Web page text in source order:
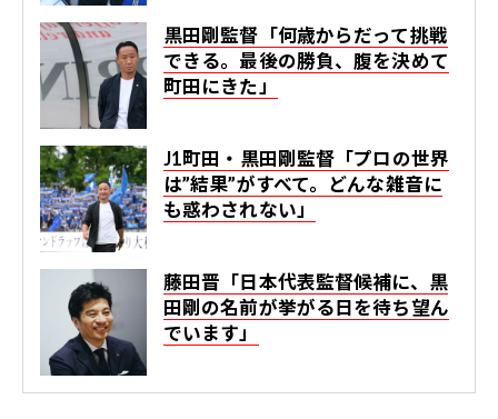
黒田剛監督「何歳からだって挑戦
できる。最後の勝負、腹を決めて
町田にきた」
J1町田・黒田剛監督「プロの世界
は”結果”がすべて。どんな雑音に
も惑わされない」
藤田晋「日本代表監督候補に、黒
田剛の名前が挙がる日を待ち望ん
でいます」